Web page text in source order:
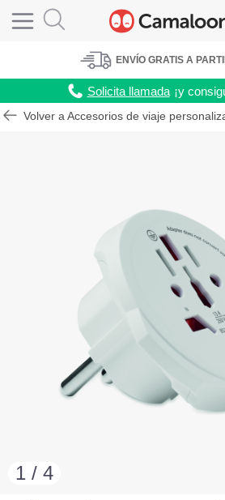
ENVÍO GRATIS A
Solicita llamada ¡y
Volver a Accesorios de viaje
1 / 4